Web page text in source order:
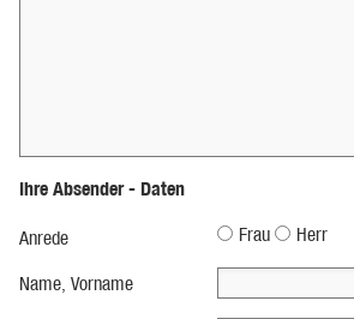
Ihre Absender - Daten
Anrede Frau Herr
Name, Vorname